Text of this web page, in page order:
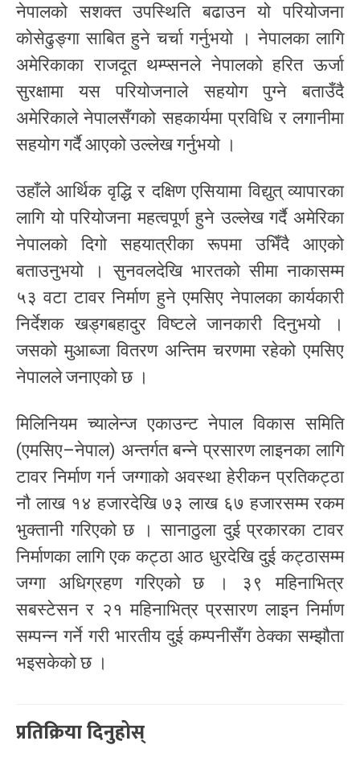
नेपालको सशक्त उपस्थिति बढाउन यो परियोजना
कोसेढुङ्गा साबित हुने चर्चा गर्नुभयो । नेपालका लागि
अमेरिकाका राजदूत थम्प्सनले नेपालको हरित ऊर्जा
सुरक्षामा यस परियोजनाले सहयोग पुग्ने बताउँदै
अमेरिकाले नेपालसँगको सहकार्यमा प्रविधि र लगानीमा
सहयोग गर्दै आएको उल्लेख गर्नुभयो ।
उहाँले आर्थिक वृद्धि र दक्षिण एसियामा विद्युत् व्यापारका
लागि यो परियोजना महत्वपूर्ण हुने उल्लेख गर्दै अमेरिका
नेपालको दिगो सहयात्रीका रूपमा उभिँदै आएको
बताउनुभयो । सुनवलदेखि भारतको सीमा नाकासम्म
५३ वटा टावर निर्माण हुने एमसिए नेपालका कार्यकारी
निर्देशक खड्गबहादुर विष्टले जानकारी दिनुभयो ।
जसको मुआब्जा वितरण अन्तिम चरणमा रहेको एमसिए
नेपालले जनाएको छ ।
मिलिनियम च्यालेन्ज एकाउन्ट नेपाल विकास समिति
(एमसिए–नेपाल) अन्तर्गत बन्ने प्रसारण लाइनका लागि
टावर निर्माण गर्न जग्गाको अवस्था हेरीकन प्रतिकट्ठा
नौ लाख १४ हजारदेखि ७३ लाख ६७ हजारसम्म रकम
भुक्तानी गरिएको छ । सानाठुला दुई प्रकारका टावर
निर्माणका लागि एक कट्ठा आठ धुरदेखि दुई कट्ठासम्म
जग्गा अधिग्रहण गरिएको छ । ३९ महिनाभित्र
सबस्टेसन र २१ महिनाभित्र प्रसारण लाइन निर्माण
सम्पन्न गर्ने गरी भारतीय दुई कम्पनीसँग ठेक्का सम्झौता
भइसकेको छ ।
प्रतिक्रिया दिनुहोस्